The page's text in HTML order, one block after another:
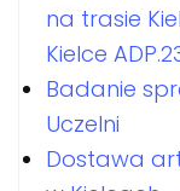
na trasie
Kielce
Badanie
Uczelni
Dostawa